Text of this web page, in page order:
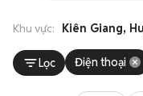
Khu vực: Kiên Giang,
Lọc Điện thoại